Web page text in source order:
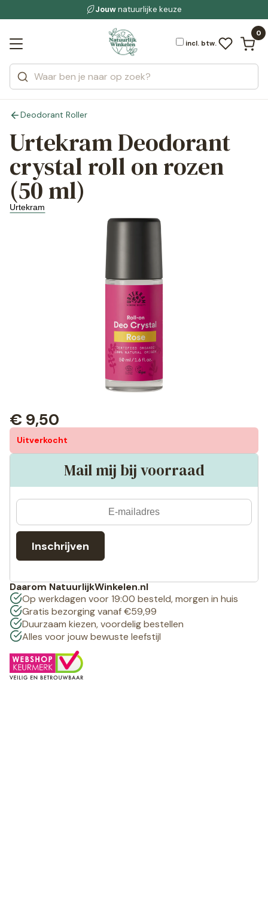
bewuste leefstijl
voor 19:00 uur besteld
Gratis bezorging
Jouwnatuurlijke keuze
incl. btw.
0
Zoeken
Categorieën
Merken
Bekijk alle resultaten
Deodorant Roller
Urtekram Deodorant
crystal roll on rozen
(50 ml)
Urtekram
Uitverkocht
€ 9,50
Mail mij bij voorraad
Inschrijven
Daarom NatuurlijkWinkelen.nl
Op werkdagen voor 19:00 besteld, morgen in huis
Gratis bezorging vanaf €59,99
Duurzaam kiezen, voordelig bestellen
Alles voor jouw bewuste leefstijl